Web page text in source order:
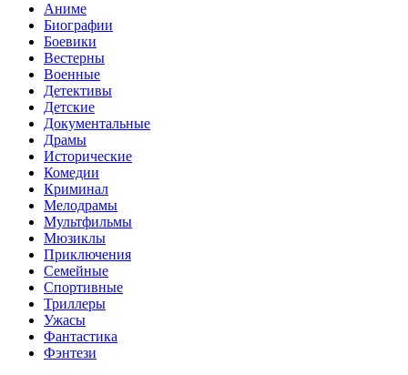
Аниме
Биографии
Боевики
Вестерны
Военные
Детективы
Детские
Документальные
Драмы
Исторические
Комедии
Криминал
Мелодрамы
Мультфильмы
Мюзиклы
Приключения
Семейные
Спортивные
Триллеры
Ужасы
Фантастика
Фэнтези